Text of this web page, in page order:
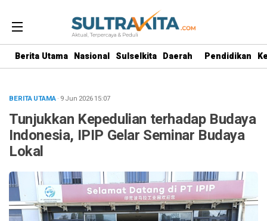
Berita Utama Nasional Sulselkita Daerah Pendidikan
BERITA UTAMA· 9 Jun 202615:07
Tunjukkan Kepedulian terhadap Budaya
Indonesia, IPIP Gelar Seminar Budaya
Lokal